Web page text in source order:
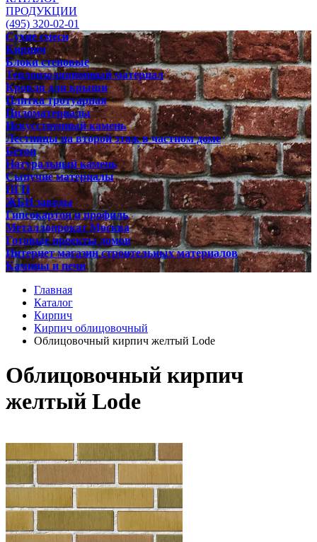
ПРОДУКЦИИ
(495) 320-02-01
Сухие смеси
Кирпич
Блоки стеновые
Теплоизоляционный материал
Кровля для крыши
Плитка тротуарная
Пиломатериалы
Искусственный камень
Лестницы на второй этаж в частном доме
Бетон
Натуральный камень
Сыпучие материалы
ПГП
ЖБИ заводы
Гипсокартон и профиль
Металлопрокат Москва
Готовые проекты домов
Интернет магазин строительных материалов
Камины и печи
Главная
Каталог
Кирпич
Кирпич облицовочный
Облицовочный кирпич желтый Lode
Облицовочный кирпич
желтый Lode